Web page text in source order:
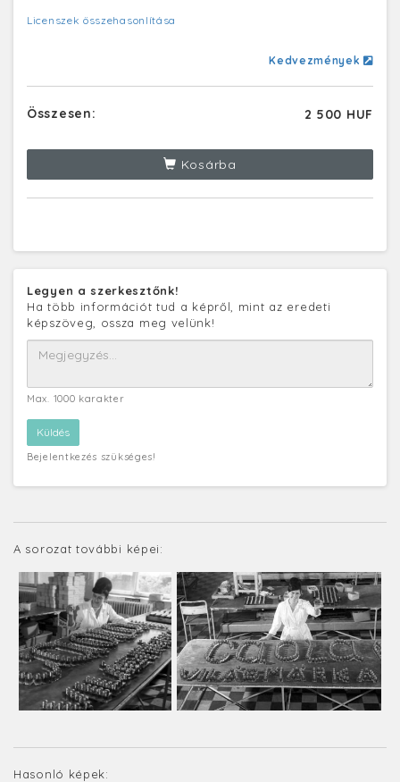
Licenszek összehasonlítása
Kedvezmények
Összesen: 2 500 HUF
Kosárba
Legyen a szerkesztőnk!
Ha több információt tud a képről, mint az eredeti
képszöveg, ossza meg velünk!
Max. 1000 karakter
Bejelentkezés szükséges!
A sorozat további képei:
Hasonló képek: